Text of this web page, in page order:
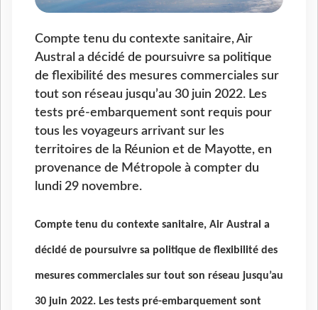
Compte tenu du contexte sanitaire, Air
Austral a décidé de poursuivre sa politique
de flexibilité des mesures commerciales sur
tout son réseau jusqu’au 30 juin 2022. Les
tests pré-embarquement sont requis pour
tous les voyageurs arrivant sur les
territoires de la Réunion et de Mayotte, en
provenance de Métropole à compter du
lundi 29 novembre.
Compte tenu du contexte sanitaire, Air Austral a
décidé de poursuivre sa politique de flexibilité des
mesures commerciales sur tout son réseau jusqu’au
30 juin 2022. Les tests pré-embarquement sont